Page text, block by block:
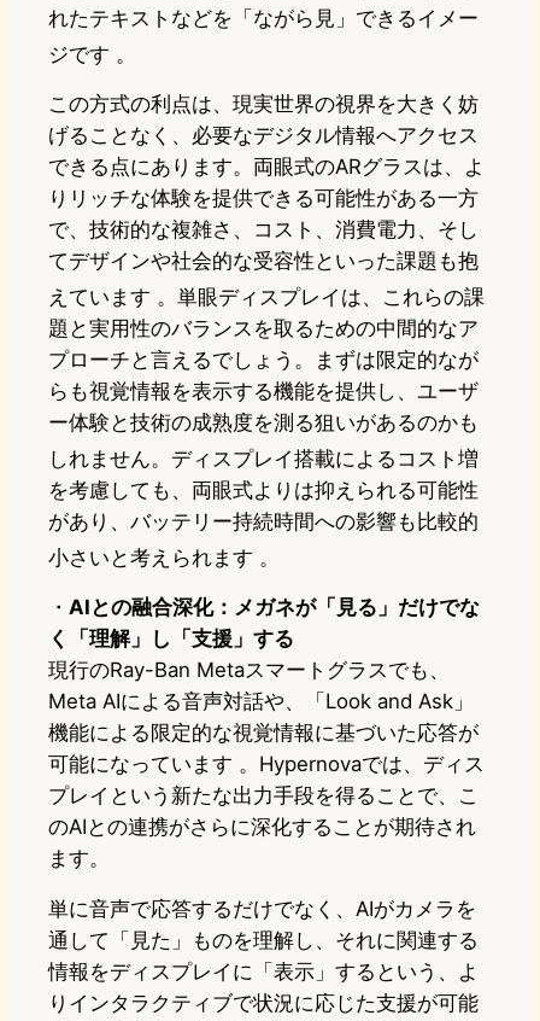
れたテキストなどを「ながら見」できるイメー
ジです 。
この方式の利点は、現実世界の視界を大きく妨
げることなく、必要なデジタル情報へアクセス
できる点にあります。両眼式のARグラスは、よ
りリッチな体験を提供できる可能性がある一方
で、技術的な複雑さ、コスト、消費電力、そし
てデザインや社会的な受容性といった課題も抱
えています 。単眼ディスプレイは、これらの課
題と実用性のバランスを取るための中間的なア
プローチと言えるでしょう。まずは限定的なが
らも視覚情報を表示する機能を提供し、ユーザ
ー体験と技術の成熟度を測る狙いがあるのかも
しれません。ディスプレイ搭載によるコスト増
を考慮しても、両眼式よりは抑えられる可能性
があり、バッテリー持続時間への影響も比較的
小さいと考えられます 。
・ AIとの融合深化：メガネが「見る」だけでな
く「理解」し「支援」する
現行のRay-Ban Metaスマートグラスでも、
Meta AIによる音声対話や、「Look and Ask」
機能による限定的な視覚情報に基づいた応答が
可能になっています 。Hypernovaでは、ディス
プレイという新たな出力手段を得ることで、こ
のAIとの連携がさらに深化することが期待され
ます。
単に音声で応答するだけでなく、AIがカメラを
通して「見た」ものを理解し、それに関連する
情報をディスプレイに「表示」するという、よ
りインタラクティブで状況に応じた支援が可能